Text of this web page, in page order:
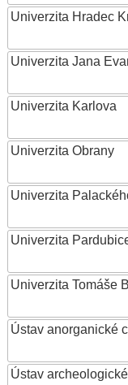
Univerzita Hradec
Univerzita Jana
Univerzita Karlova
Univerzita Obrany
Univerzita
Univerzita
Univerzita Tomáše
Ústav anorganické
Ústav